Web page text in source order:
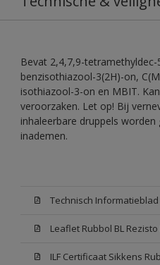
Bevat 2,4,7,9-
benzisothiazool-3(2H)-on,
isothiazool-3-on en MBIT.
veroorzaken. Let op! Bij
inhaleerbare druppels
inademen.
Leaflet Rubbol BL
ILF Certificaat Sikkens